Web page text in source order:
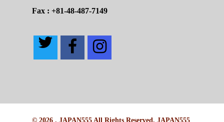
Fax : +81-48-487-7149
© 2026 . JAPAN555 All Rights Reserved, JAPAN555